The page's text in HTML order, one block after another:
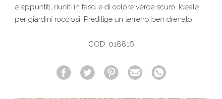
e appuntiti, riuniti in fasci e di colore verde scuro. Ideale
per giardini rocciosi. Predilige un terreno ben drenato.
COD. 018816